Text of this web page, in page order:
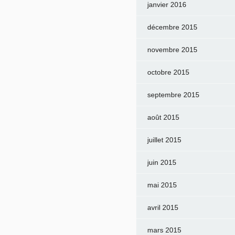
janvier 2016
décembre 2015
novembre 2015
octobre 2015
septembre 2015
août 2015
juillet 2015
juin 2015
mai 2015
avril 2015
mars 2015